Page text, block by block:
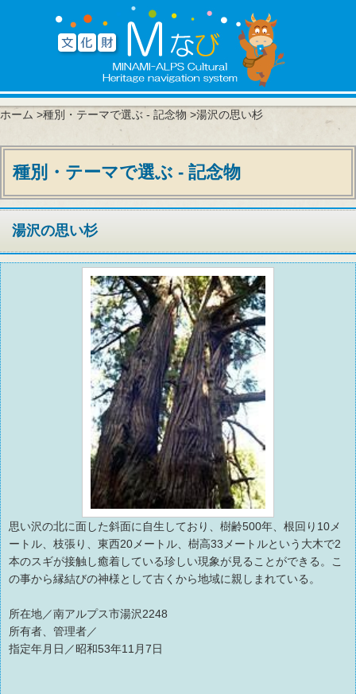
ホーム >種別・テーマで選ぶ - 記念物 >湯沢の思い杉
種別・テーマで選ぶ - 記念物
湯沢の思い杉
思い沢の北に面した斜面に自生しており、樹齢500年、根回り10メ
ートル、枝張り、東西20メートル、樹高33メートルという大木で2
本のスギが接触し癒着している珍しい現象が見ることができる。こ
の事から縁結びの神様として古くから地域に親しまれている。
所在地／南アルプス市湯沢2248
所有者、管理者／
指定年月日／昭和53年11月7日